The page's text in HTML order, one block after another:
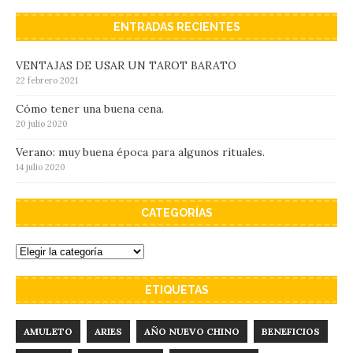
ENTRADAS RECIENTES
VENTAJAS DE USAR UN TAROT BARATO
22 febrero 2021
Cómo tener una buena cena.
20 julio 2020
Verano: muy buena época para algunos rituales.
14 julio 2020
CATEGORÍAS
ETIQUETAS
AMULETO ARIES AÑO NUEVO CHINO BENEFICIOS